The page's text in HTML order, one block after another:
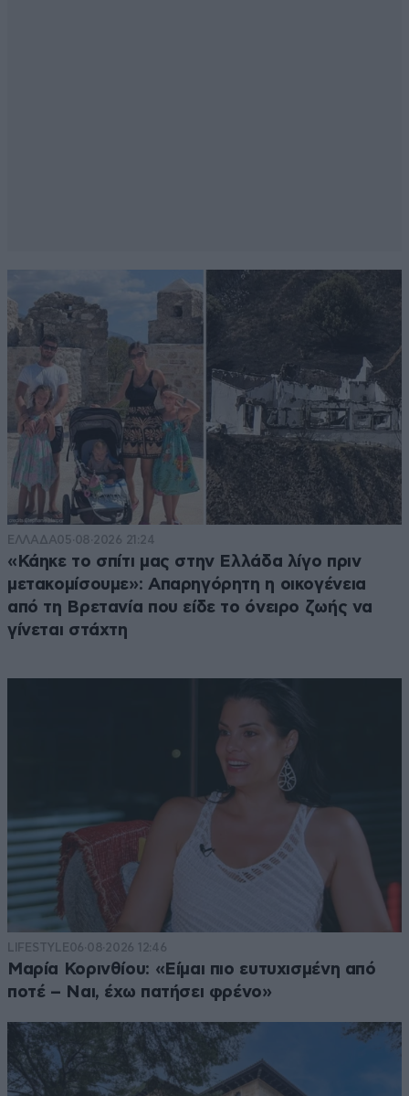
ΕΛΛΑΔΑ05·08·2026 21:24
«Κάηκε το σπίτι μας στην Ελλάδα λίγο πριν
μετακομίσουμε»: Απαρηγόρητη η οικογένεια
από τη Βρετανία που είδε το όνειρο ζωής να
γίνεται στάχτη
LIFESTYLE06·08·2026 12:46
Μαρία Κορινθίου: «Είμαι πιο ευτυχισμένη από
ποτέ – Ναι, έχω πατήσει φρένο»